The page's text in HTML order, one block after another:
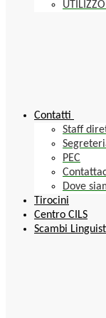
Contatti
Staff
PEC
Dove
Tirocini
Centro CILS
Scambi